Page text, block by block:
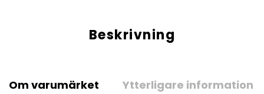
Beskrivning
Om varumärket Ytterligare information